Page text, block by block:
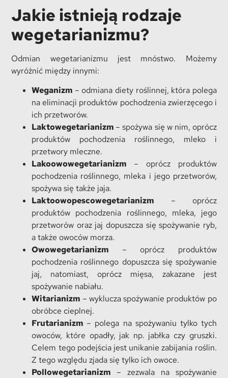
Jakie istnieją rodzaje
wegetarianizmu?
Odmian wegetarianizmu jest mnóstwo. Możemy
wyróżnić między innymi:
Weganizm – odmiana diety roślinnej, która polega
na eliminacji produktów pochodzenia zwierzęcego i
ich przetworów.
Laktowegetarianizm – spożywa się w nim, oprócz
produktów pochodzenia roślinnego, mleko i
przetwory mleczne.
Lakoowowegetarianizm – oprócz produktów
pochodzenia roślinnego, mleka i jego przetworów,
spożywa się także jaja.
Laktoowopescowegetarianizm – oprócz
produktów pochodzenia roślinnego, mleka, jego
przetworów oraz jaj dopuszcza się spożywanie ryb,
a także owoców morza.
Owowegetarianizm – oprócz produktów
pochodzenia roślinnego dopuszcza się spożywanie
jaj, natomiast, oprócz mięsa, zakazane jest
spożywanie nabiału.
Witarianizm – wyklucza spożywanie produktów po
obróbce cieplnej.
Frutarianizm – polega na spożywaniu tylko tych
owoców, które opadły, jak np. jabłka czy gruszki.
Celem tego podejścia jest unikanie zabijania roślin.
Z tego względu zjada się tylko ich owoce.
Pollowegetarianizm – zezwala na spożywanie